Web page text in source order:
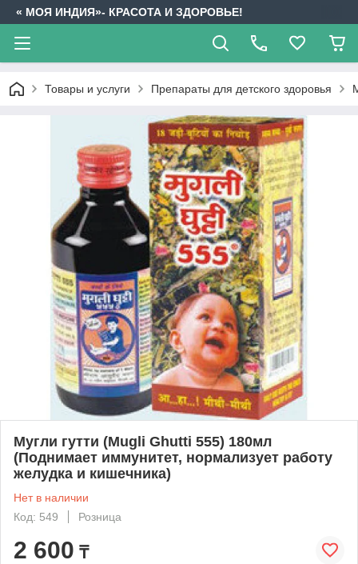
« МОЯ ИНДИЯ»- КРАСОТА И ЗДОРОВЬЕ!
Товары и услуги Препараты для детского здоровья
Мугли гутти (Mugli Ghutti 555) 180мл
(Поднимает иммунитет, нормализует работу
желудка и кишечника)
Нет в наличии
Код: 549
Розница
2 600 ₸